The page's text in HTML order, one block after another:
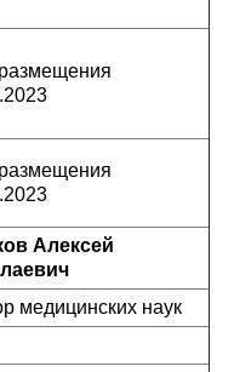
Алексей
медицинских наук